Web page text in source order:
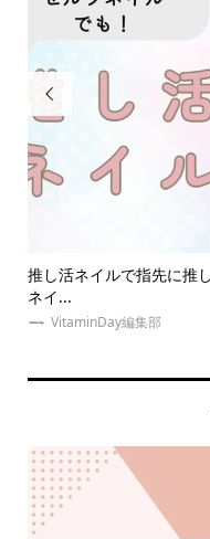

表現！自宅で出来るセルフ